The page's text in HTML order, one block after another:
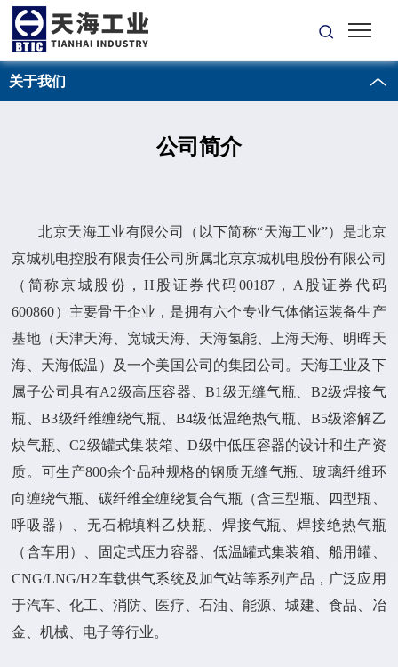
关于我们
公司简介
北京天海工业有限公司（以下简称“天海工业”）是北京
京城机电控股有限责任公司所属北京京城机电股份有限公司
（简称京城股份，H股证券代码00187，A股证券代码
600860）主要骨干企业，是拥有六个专业气体储运装备生产
基地（天津天海、宽城天海、天海氢能、上海天海、明晖天
海、天海低温）及一个美国公司的集团公司。天海工业及下
属子公司具有A2级高压容器、B1级无缝气瓶、B2级焊接气
瓶、B3级纤维缠绕气瓶、B4级低温绝热气瓶、B5级溶解乙
炔气瓶、C2级罐式集装箱、D级中低压容器的设计和生产资
质。可生产800余个品种规格的钢质无缝气瓶、玻璃纤维环
向缠绕气瓶、碳纤维全缠绕复合气瓶（含三型瓶、四型瓶、
呼吸器）、无石棉填料乙炔瓶、焊接气瓶、焊接绝热气瓶
（含车用）、固定式压力容器、低温罐式集装箱、船用罐、
CNG/LNG/H2车载供气系统及加气站等系列产品，广泛应用
于汽车、化工、消防、医疗、石油、能源、城建、食品、冶
金、机械、电子等行业。